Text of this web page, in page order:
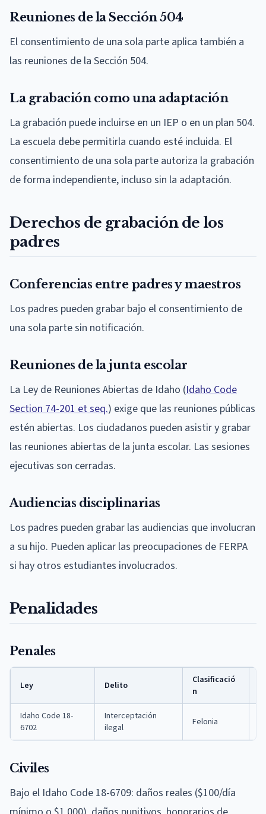
Reuniones de la Sección 504
El consentimiento de una sola parte aplica también a
las reuniones de la Sección 504.
La grabación como una adaptación
La grabación puede incluirse en un IEP o en un plan 504.
La escuela debe permitirla cuando esté incluida. El
consentimiento de una sola parte autoriza la grabación
de forma independiente, incluso sin la adaptación.
Derechos de grabación de los
padres
Conferencias entre padres y maestros
Los padres pueden grabar bajo el consentimiento de
una sola parte sin notificación.
Reuniones de la junta escolar
La Ley de Reuniones Abiertas de Idaho (Idaho Code
Section 74-201 et seq.) exige que las reuniones públicas
estén abiertas. Los ciudadanos pueden asistir y grabar
las reuniones abiertas de la junta escolar. Las sesiones
ejecutivas son cerradas.
Audiencias disciplinarias
Los padres pueden grabar las audiencias que involucran
a su hijo. Pueden aplicar las preocupaciones de FERPA
si hay otros estudiantes involucrados.
Penalidades
Penales
Ley Delito
Clasificació
n
Idaho Code 18-
6702
Interceptación
ilegal
Felonia
Civiles
Bajo el Idaho Code 18-6709: daños reales ($100/día